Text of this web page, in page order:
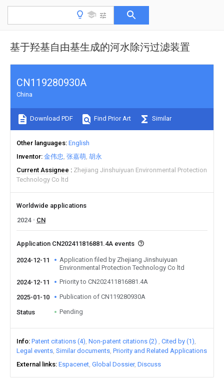
基于羟基自由基生成的河水除污过滤装置
CN119280930A
China
Download PDF Find Prior Art Similar
Other languages English
Inventor 金伟忠 张嘉萌 胡永
Current Assignee
Zhejiang Jinshuiyuan Environmental Protection
Technology Co ltd
Worldwide applications
2024
CN
Application CN202411816881.4A events
2024-12-11
Application filed by Zhejiang Jinshuiyuan
Environmental Protection Technology Co ltd
2024-12-11
Priority to CN202411816881.4A
2025-01-10 Publication of CN119280930A
Status Pending
Info Patent citations (4) Non-patent citations (2)
Cited by (1)
Legal events Similar documents Priority and Related Applications
External links Espacenet Global Dossier Discuss